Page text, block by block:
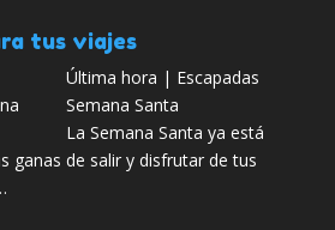
tus viajes
Última hora | Escapadas
Semana Santa
La Semana Santa ya está
ganas de salir y disfrutar de tus